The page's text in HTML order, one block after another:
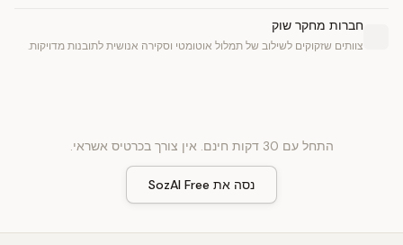
חברות מחקר שוק
צוותים שזקוקים לשילוב של תמלול אוטומטי וסקירה אנושית לתובנות מדויקות.
התחל עם 30 דקות חינם. אין צורך בכרטיס אשראי.
נסה את SozAI Free